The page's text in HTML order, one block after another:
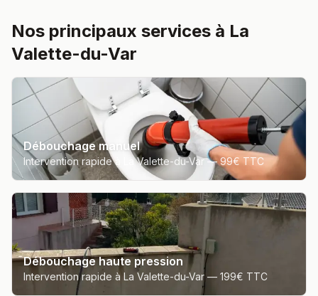
Nos principaux services à La
Valette-du-Var
Débouchage manuel
Intervention rapide à La Valette-du-Var —99€ TTC
Débouchage haute pression
Intervention rapide à La Valette-du-Var — 199€ TTC